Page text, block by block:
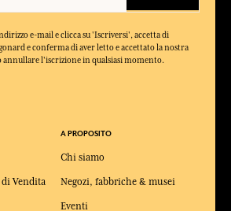
e-mail e clicca su 'Iscriversi', accetta di
e conferma di aver letto e accettato la nostra
annullare l'iscrizione in qualsiasi momento.
Vendita
A PROPOSITO
Chi siamo
Negozi, fabbriche & musei
Eventi